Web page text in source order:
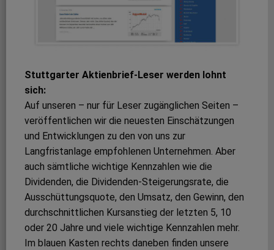
Stuttgarter Aktienbrief-Leser werden lohnt
sich:
Auf unseren – nur für Leser zugänglichen Seiten –
veröffentlichen wir die neuesten Einschätzungen
und Entwicklungen zu den von uns zur
Langfristanlage empfohlenen Unternehmen. Aber
auch sämtliche wichtige Kennzahlen wie die
Dividenden, die Dividenden-Steigerungsrate, die
Ausschüttungsquote, den Umsatz, den Gewinn, den
durchschnittlichen Kursanstieg der letzten 5, 10
oder 20 Jahre und viele wichtige Kennzahlen mehr.
Im blauen Kasten rechts daneben finden unsere